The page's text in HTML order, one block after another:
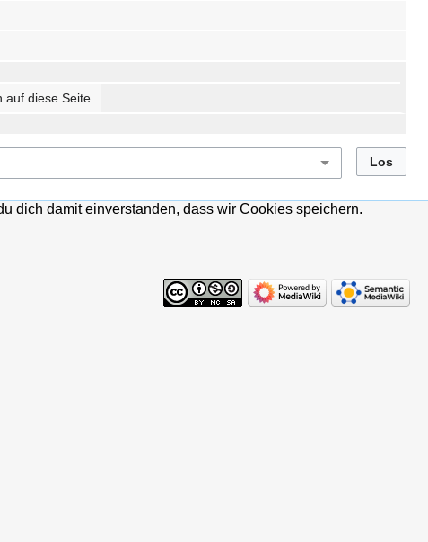
auf diese Seite.
dich damit einverstanden, dass wir Cookies speichern.